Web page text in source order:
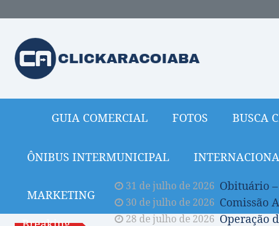
GUIA COMERCIAL FOTOS BUSCA
ÔNIBUS INTERMUNICIPAL
MARKETING
31 de julho de 2026 Obituário
30 de julho de 2026 Comissão
28 de julho de 2026 Operação